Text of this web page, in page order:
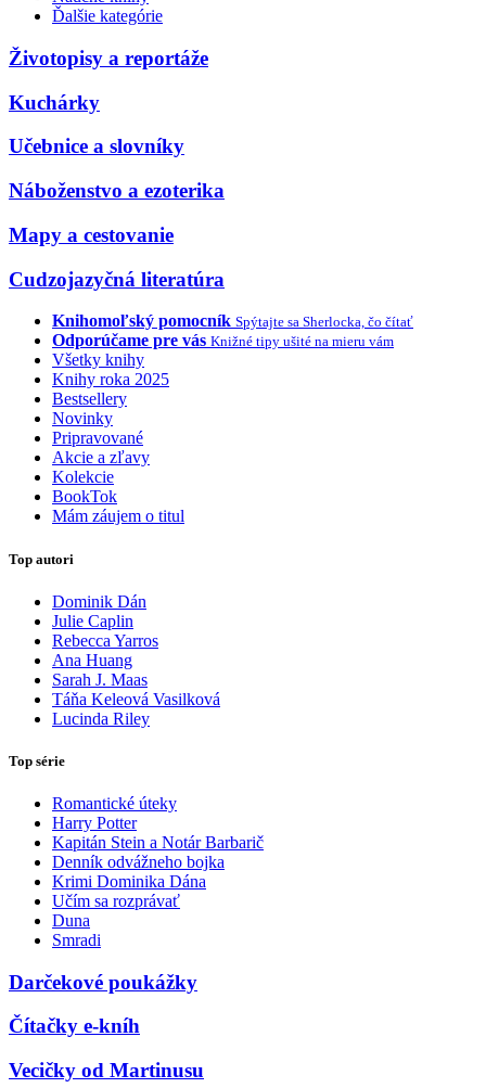
Ďalšie kategórie
Životopisy a reportáže
Kuchárky
Učebnice a slovníky
Náboženstvo a ezoterika
Mapy a cestovanie
Cudzojazyčná literatúra
Knihomoľský pomocník Spýtajte sa Sherlocka, čo čítať
Odporúčame pre vás Knižné tipy ušité na mieru vám
Všetky knihy
Knihy roka 2025
Bestsellery
Novinky
Pripravované
Akcie a zľavy
Kolekcie
BookTok
Mám záujem o titul
Top autori
Dominik Dán
Julie Caplin
Rebecca Yarros
Ana Huang
Sarah J. Maas
Táňa Keleová Vasilková
Lucinda Riley
Top série
Romantické úteky
Harry Potter
Kapitán Stein a Notár Barbarič
Denník odvážneho bojka
Krimi Dominika Dána
Učím sa rozprávať
Duna
Smradi
Darčekové poukážky
Čítačky e-kníh
Vecičky od Martinusu